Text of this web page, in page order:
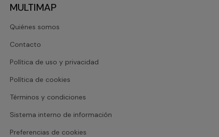
MULTIMAP
Quiénes somos
Contacto
Política de uso y privacidad
Política de cookies
Términos y condiciones
Sistema interno de información
Preferencias de cookies